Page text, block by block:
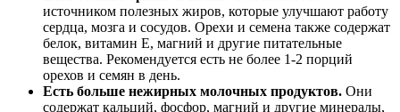
источником полезных жиров, которые улучшают работу
сердца, мозга и сосудов. Орехи и семена также содержат
белок, витамин Е, магний и другие питательные
вещества. Рекомендуется есть не более 1-2 порций
орехов и семян в день.
Есть больше нежирных молочных продуктов. Они
содержат кальций, фосфор, магний и другие минералы,